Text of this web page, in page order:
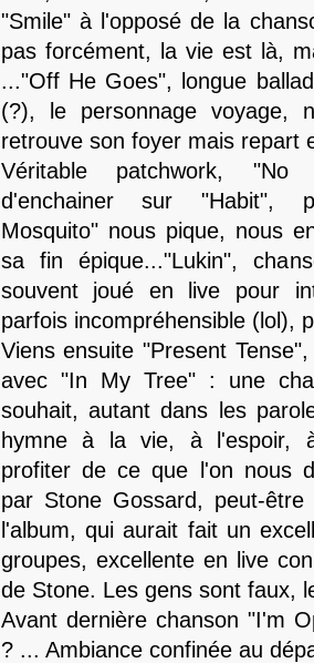
"Smile" à l'opposé de la
pas forcément, la vie est là,
..."Off He Goes", longue
(?), le personnage voyage,
retrouve son foyer mais repart
Véritable patchwork,
d'enchainer sur "Habit",
Mosquito" nous pique, nous
sa fin épique..."Lukin",
souvent joué en live pour
parfois incompréhensible (lol),
Viens ensuite "Present
avec "In My Tree" : une
souhait, autant dans les
hymne à la vie, à l'espoir,
profiter de ce que l'on nous
par Stone Gossard, peut-
l'album, qui aurait fait un
groupes, excellente en live
de Stone. Les gens sont faux,
Avant dernière chanson "I'm
? ... Ambiance confinée au